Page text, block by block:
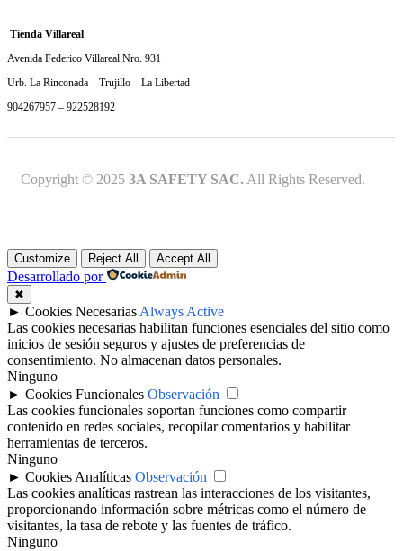
Tienda Villareal
Avenida Federico Villareal Nro. 931
Urb. La Rinconada – Trujillo – La Libertad
904267957 – 922528192
Copyright © 2025 3A SAFETY SAC. All Rights Reserved.
Customize Reject All Accept All
Desarrollado por
✖
► Cookies Necesarias Always Active
Las cookies necesarias habilitan funciones esenciales del sitio como
inicios de sesión seguros y ajustes de preferencias de
consentimiento. No almacenan datos personales.
Ninguno
► Cookies Funcionales Observación
Las cookies funcionales soportan funciones como compartir
contenido en redes sociales, recopilar comentarios y habilitar
herramientas de terceros.
Ninguno
► Cookies Analíticas Observación
Las cookies analíticas rastrean las interacciones de los visitantes,
proporcionando información sobre métricas como el número de
visitantes, la tasa de rebote y las fuentes de tráfico.
Ninguno